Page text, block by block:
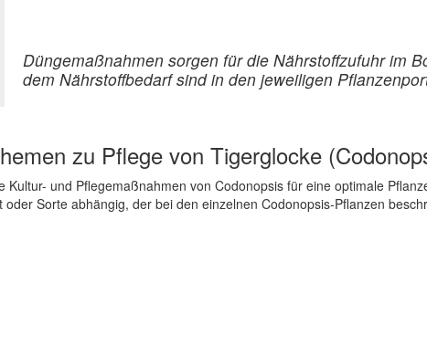
Düngemaßnahmen sorgen für die Nährstoffzufuhr im
dem Nährstoffbedarf sind in den jeweiligen
zu Pflege von Tigerglocke
Kultur- und Pflegemaßnahmen von Codonopsis für eine optimale
oder Sorte abhängig, der bei den einzelnen Codonopsis-Pflanzen